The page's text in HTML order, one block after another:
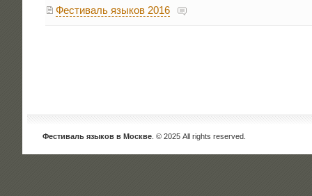
Фестиваль языков 2016
Фестиваль языков в Москве . © 2025 All rights reserved.